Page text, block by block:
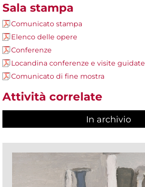
Sala stampa
Comunicato stampa
Elenco delle opere
Conferenze
Locandina conferenze e visite guidate
Comunicato di fine mostra
Attività correlate
In archivio